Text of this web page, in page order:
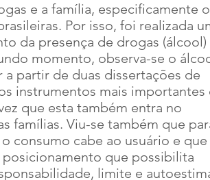
e a família, especificamente o
Por isso, foi realizada
da presença de drogas (álcool)
momento, observa-se o
a partir de duas dissertações de
instrumentos mais importantes
que esta também entra no
famílias. Viu-se também que
consumo cabe ao usuário e que
que possibilita
limite e